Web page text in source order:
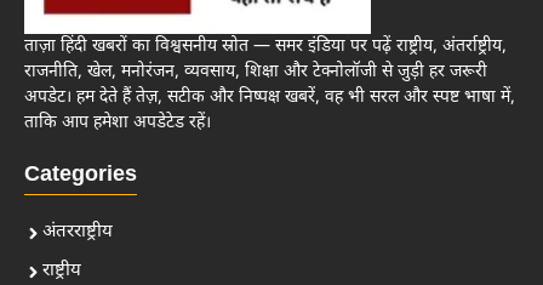
ताज़ा हिंदी खबरों का विश्वसनीय स्रोत — समर इंडिया पर पढ़ें राष्ट्रीय, अंतर्राष्ट्रीय,
राजनीति, खेल, मनोरंजन, व्यवसाय, शिक्षा और टेक्नोलॉजी से जुड़ी हर जरूरी
अपडेट। हम देते हैं तेज़, सटीक और निष्पक्ष खबरें, वह भी सरल और स्पष्ट भाषा में,
ताकि आप हमेशा अपडेटेड रहें।
Categories
अंतरराष्ट्रीय
राष्ट्रीय